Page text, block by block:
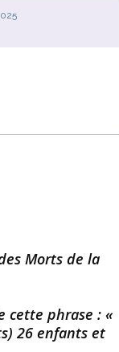
Morts de la
cette phrase : «
26 enfants et